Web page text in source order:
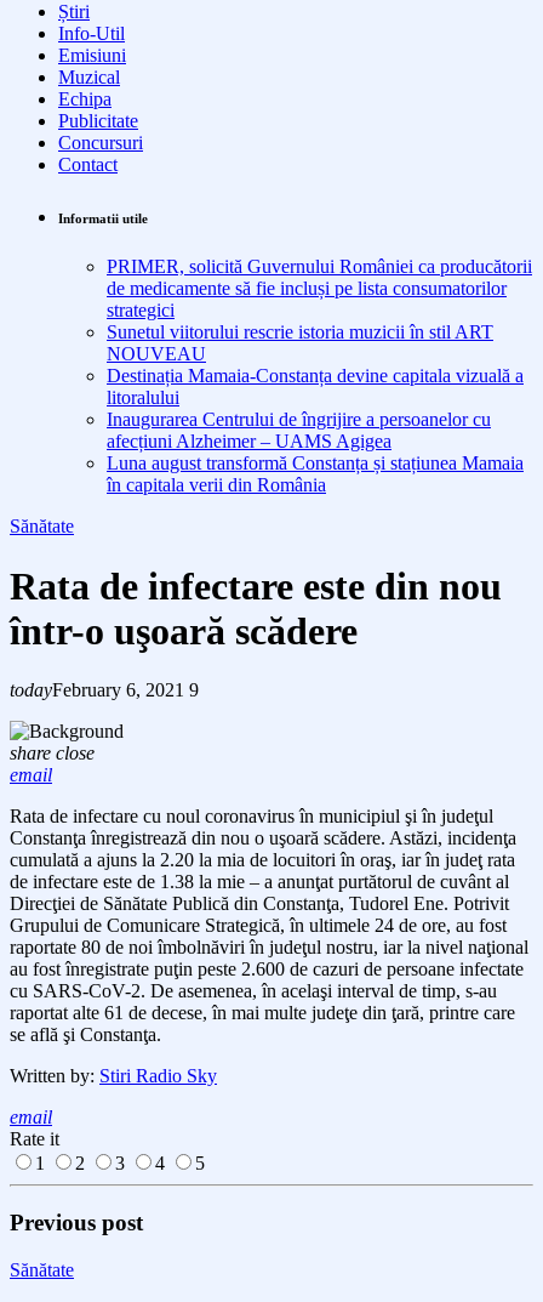
Știri
Info-Util
Emisiuni
Muzical
Echipa
Publicitate
Concursuri
Contact
Informatii utile
PRIMER, solicită Guvernului României ca producătorii
de medicamente să fie incluși pe lista consumatorilor
strategici
Sunetul viitorului rescrie istoria muzicii în stil ART
NOUVEAU
Destinația Mamaia-Constanța devine capitala vizuală a
litoralului
Inaugurarea Centrului de îngrijire a persoanelor cu
afecțiuni Alzheimer – UAMS Agigea
Luna august transformă Constanța și stațiunea Mamaia
în capitala verii din România
Sănătate
Rata de infectare este din nou
într-o uşoară scădere
todayFebruary 6, 2021 9
share close
email
Rata de infectare cu noul coronavirus în municipiul şi în judeţul
Constanţa înregistrează din nou o uşoară scădere. Astăzi, incidenţa
cumulată a ajuns la 2.20 la mia de locuitori în oraş, iar în judeţ rata
de infectare este de 1.38 la mie – a anunţat purtătorul de cuvânt al
Direcţiei de Sănătate Publică din Constanţa, Tudorel Ene. Potrivit
Grupului de Comunicare Strategică, în ultimele 24 de ore, au fost
raportate 80 de noi îmbolnăviri în judeţul nostru, iar la nivel naţional
au fost înregistrate puţin peste 2.600 de cazuri de persoane infectate
cu SARS-CoV-2. De asemenea, în acelaşi interval de timp, s-au
raportat alte 61 de decese, în mai multe judeţe din ţară, printre care
se află şi Constanţa.
Written by: Stiri Radio Sky
email
Rate it
1
2 3 4 5
Previous post
Sănătate